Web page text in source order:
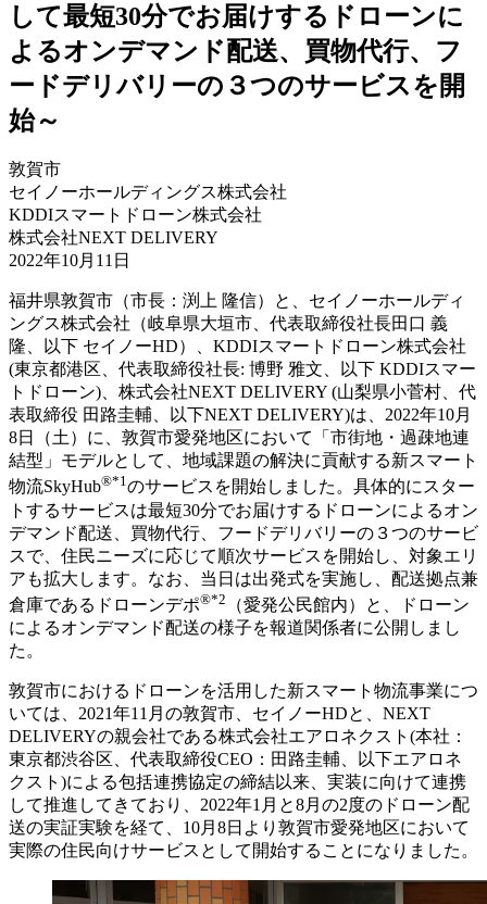
して最短30分でお届けするドローンに
よるオンデマンド配送、買物代行、フ
ードデリバリーの３つのサービスを開
始～
敦賀市
セイノーホールディングス株式会社
KDDIスマートドローン株式会社
株式会社NEXT DELIVERY
2022年10月11日
福井県敦賀市（市長：渕上 隆信）と、セイノーホールディ
ングス株式会社（岐阜県大垣市、代表取締役社長田口 義
隆、以下 セイノーHD）、KDDIスマートドローン株式会社
(東京都港区、代表取締役社長: 博野 雅文、以下 KDDIスマー
トドローン)、株式会社NEXT DELIVERY (山梨県小菅村、代
表取締役 田路圭輔、以下NEXT DELIVERY)は、2022年10月
8日（土）に、敦賀市愛発地区において「市街地・過疎地連
結型」モデルとして、地域課題の解決に貢献する新スマート
物流SkyHub®*1のサービスを開始しました。具体的にスター
トするサービスは最短30分でお届けするドローンによるオン
デマンド配送、買物代行、フードデリバリーの３つのサービ
スで、住民ニーズに応じて順次サービスを開始し、対象エリ
アも拡大します。なお、当日は出発式を実施し、配送拠点兼
倉庫であるドローンデポ®*2
（愛発公民館内）と、ドローン
によるオンデマンド配送の様子を報道関係者に公開しまし
た。
敦賀市におけるドローンを活用した新スマート物流事業につ
いては、2021年11月の敦賀市、セイノーHDと、NEXT
DELIVERYの親会社である株式会社エアロネクスト(本社：
東京都渋谷区、代表取締役CEO：田路圭輔、以下エアロネ
クスト)による包括連携協定の締結以来、実装に向けて連携
して推進してきており、2022年1月と8月の2度のドローン配
送の実証実験を経て、10月8日より敦賀市愛発地区において
実際の住民向けサービスとして開始することになりました。